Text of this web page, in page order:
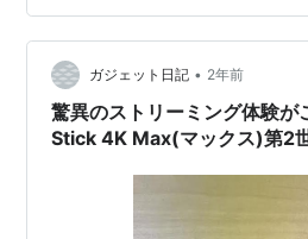
え、今回は違うようです。原因
た。ふと、何かが思いつきま…
ガジェット日記 • 2年前
驚異のストリーミング体験
Stick 4K Max(マックス)第2